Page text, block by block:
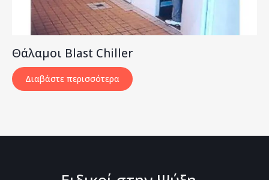
Θάλαμοι Blast Chiller
Διαβάστε περισσότερα